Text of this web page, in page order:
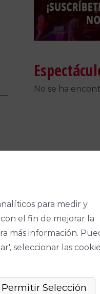
No se ha
para medir y
el fin de mejorar la
más información.
seleccionar las